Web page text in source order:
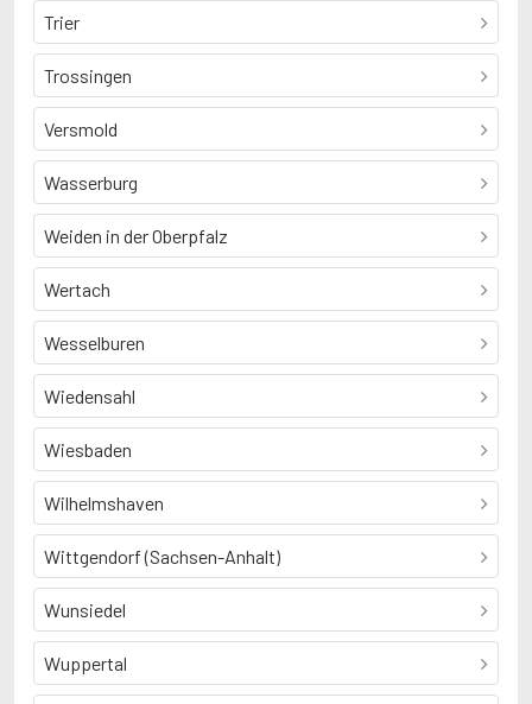
Trier
Trossingen
Versmold
Wasserburg
Weiden in der Oberpfalz
Wertach
Wesselburen
Wiedensahl
Wiesbaden
Wilhelmshaven
Wittgendorf (Sachsen-Anhalt)
Wunsiedel
Wuppertal